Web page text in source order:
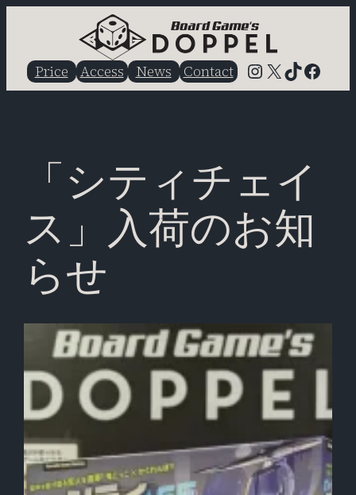
Price Access News Contact Instagram
X TikTok
「シティチェイ
ス」入荷のお知
らせ